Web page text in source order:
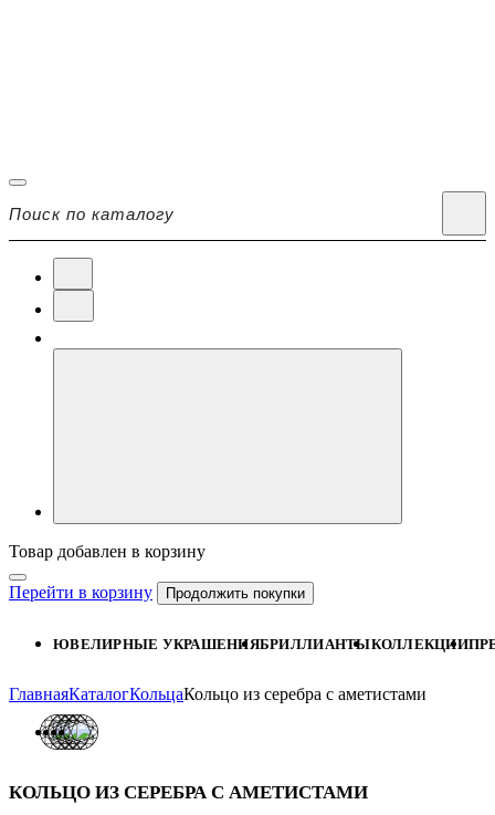
Товар добавлен в корзину
Перейти в корзину Продолжить покупки
ЮВЕЛИРНЫЕ УКРАШЕНИЯБРИЛЛИАНТЫКОЛЛЕКЦИИ
ГлавнаяКаталогКольцаКольцо из серебра с аметистами
КОЛЬЦО ИЗ СЕРЕБРА С АМЕТИСТАМИ